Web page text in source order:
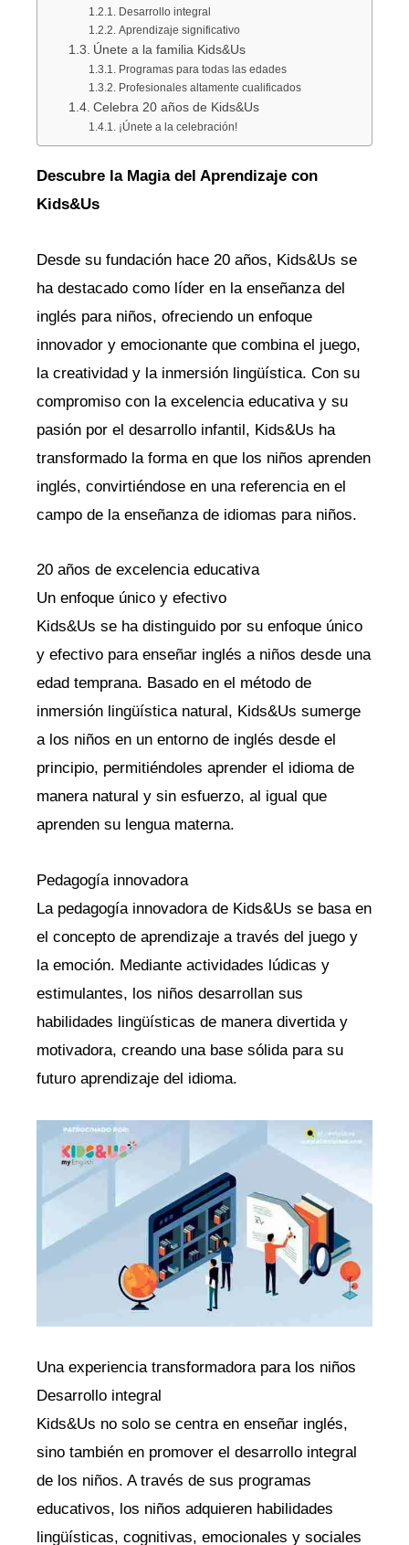
Desarrollo integral
Aprendizaje significativo
Únete a la familia Kids&Us
Programas para todas las edades
Profesionales altamente cualificados
Celebra 20 años de Kids&Us
¡Únete a la celebración!
Descubre la Magia del Aprendizaje con
Kids&Us
Desde su fundación hace 20 años, Kids&Us se
ha destacado como líder en la enseñanza del
inglés para niños, ofreciendo un enfoque
innovador y emocionante que combina el juego,
la creatividad y la inmersión lingüística. Con su
compromiso con la excelencia educativa y su
pasión por el desarrollo infantil, Kids&Us ha
transformado la forma en que los niños aprenden
inglés, convirtiéndose en una referencia en el
campo de la enseñanza de idiomas para niños.
20 años de excelencia educativa
Un enfoque único y efectivo
Kids&Us se ha distinguido por su enfoque único
y efectivo para enseñar inglés a niños desde una
edad temprana. Basado en el método de
inmersión lingüística natural, Kids&Us sumerge
a los niños en un entorno de inglés desde el
principio, permitiéndoles aprender el idioma de
manera natural y sin esfuerzo, al igual que
aprenden su lengua materna.
Pedagogía innovadora
La pedagogía innovadora de Kids&Us se basa en
el concepto de aprendizaje a través del juego y
la emoción. Mediante actividades lúdicas y
estimulantes, los niños desarrollan sus
habilidades lingüísticas de manera divertida y
motivadora, creando una base sólida para su
futuro aprendizaje del idioma.
Una experiencia transformadora para los niños
Desarrollo integral
Kids&Us no solo se centra en enseñar inglés,
sino también en promover el desarrollo integral
de los niños. A través de sus programas
educativos, los niños adquieren habilidades
lingüísticas, cognitivas, emocionales y sociales